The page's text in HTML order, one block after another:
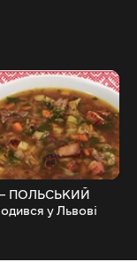
ПОЛЬСЬКИЙ
у Львові